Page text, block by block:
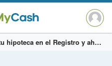
Cancela tu hipoteca en el Registro y ahorra de media unos 300€